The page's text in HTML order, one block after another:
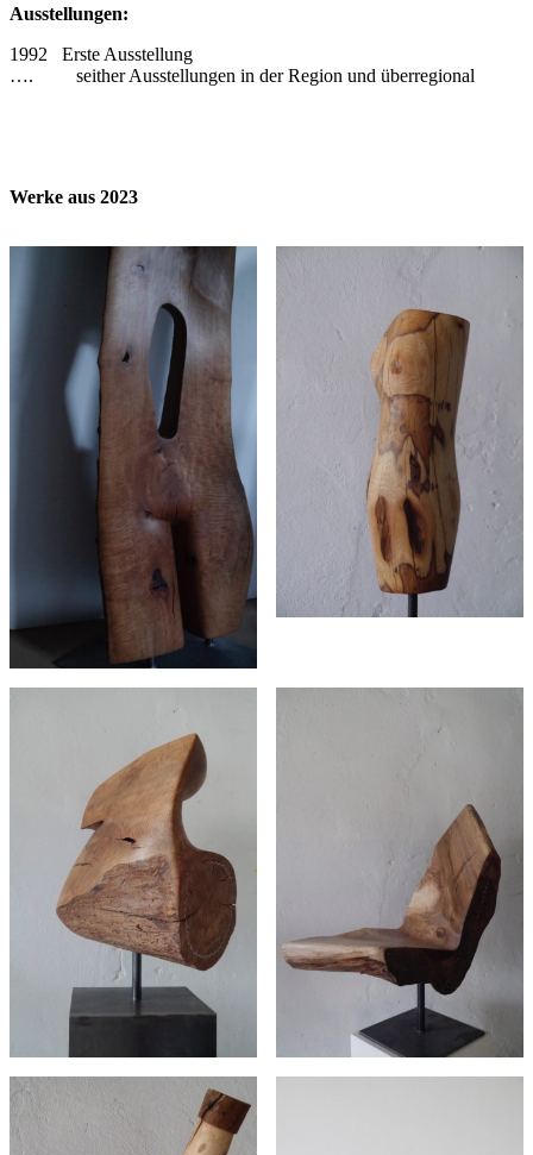
Ausstellungen:
1992 Erste Ausstellung
…. seither Ausstellungen in der Region und überregional
Werke aus 2023